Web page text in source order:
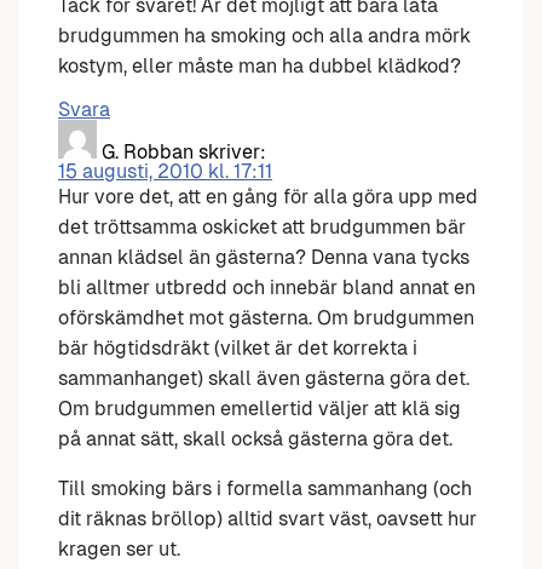
Tack för svaret! Är det möjligt att bara låta
brudgummen ha smoking och alla andra mörk
kostym, eller måste man ha dubbel klädkod?
Svara
G. Robban skriver:
15 augusti, 2010 kl. 17:11
Hur vore det, att en gång för alla göra upp med
det tröttsamma oskicket att brudgummen bär
annan klädsel än gästerna? Denna vana tycks
bli alltmer utbredd och innebär bland annat en
oförskämdhet mot gästerna. Om brudgummen
bär högtidsdräkt (vilket är det korrekta i
sammanhanget) skall även gästerna göra det.
Om brudgummen emellertid väljer att klä sig
på annat sätt, skall också gästerna göra det.
Till smoking bärs i formella sammanhang (och
dit räknas bröllop) alltid svart väst, oavsett hur
kragen ser ut.